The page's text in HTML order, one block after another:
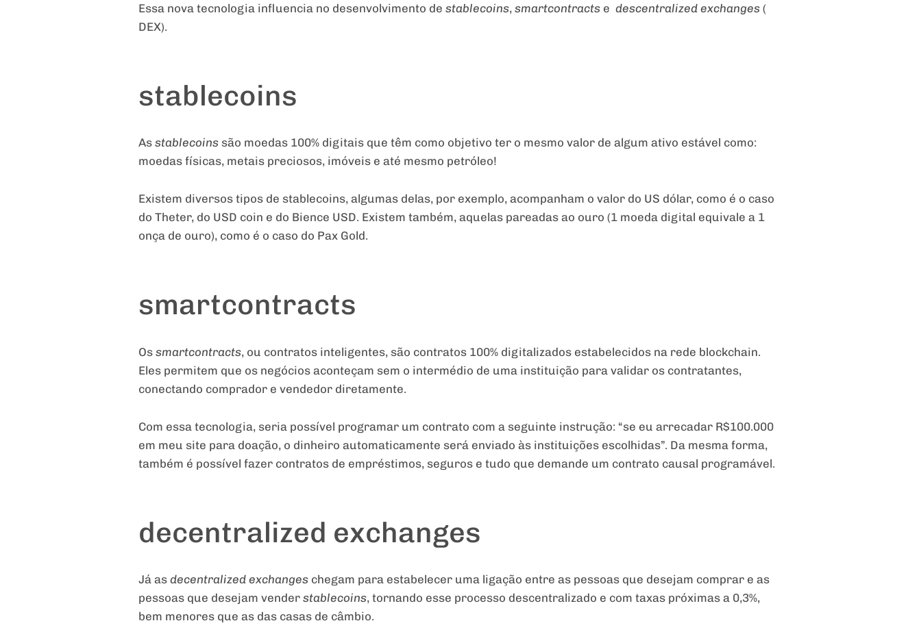
Essa nova tecnologia influencia no desenvolvimento de stablecoins, smartcontracts e descentralized exchanges (
DEX).
stablecoins
As stablecoins são moedas 100% digitais que têm como objetivo ter o mesmo valor de algum ativo estável como:
moedas físicas, metais preciosos, imóveis e até mesmo petróleo!
Existem diversos tipos de stablecoins, algumas delas, por exemplo, acompanham o valor do US dólar, como é o caso
do Theter, do USD coin e do Bience USD. Existem também, aquelas pareadas ao ouro (1 moeda digital equivale a 1
onça de ouro), como é o caso do Pax Gold.
smartcontracts
Os smartcontracts, ou contratos inteligentes, são contratos 100% digitalizados estabelecidos na rede blockchain.
Eles permitem que os negócios aconteçam sem o intermédio de uma instituição para validar os contratantes,
conectando comprador e vendedor diretamente.
Com essa tecnologia, seria possível programar um contrato com a seguinte instrução: “se eu arrecadar R$100.000
em meu site para doação, o dinheiro automaticamente será enviado às instituições escolhidas”. Da mesma forma,
também é possível fazer contratos de empréstimos, seguros e tudo que demande um contrato causal programável.
decentralized exchanges
Já as decentralized exchanges chegam para estabelecer uma ligação entre as pessoas que desejam comprar e as
pessoas que desejam vender stablecoins, tornando esse processo descentralizado e com taxas próximas a 0,3%,
bem menores que as das casas de câmbio.